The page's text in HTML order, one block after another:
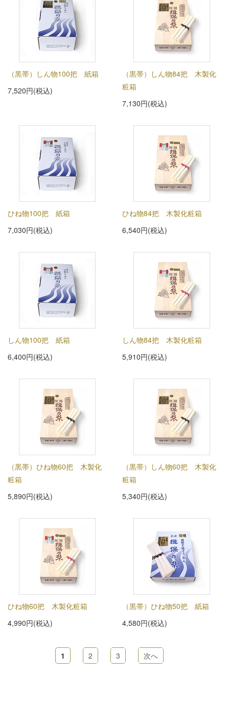
（黒帯）しん物100把 紙箱
7,520円(税込)
（黒帯）しん物84把 木製化
粧箱
7,130円(税込)
ひね物100把 紙箱
7,030円(税込)
ひね物84把 木製化粧箱
6,540円(税込)
しん物100把 紙箱
6,400円(税込)
しん物84把 木製化粧箱
5,910円(税込)
（黒帯）ひね物60把 木製化
粧箱
5,890円(税込)
（黒帯）しん物60把 木製化
粧箱
5,340円(税込)
ひね物60把 木製化粧箱
4,990円(税込)
（黒帯）ひね物50把 紙箱
4,580円(税込)
1 2 3 次へ